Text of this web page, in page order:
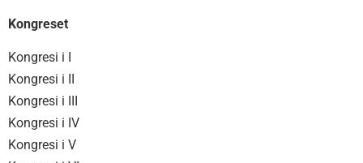
Kongreset
Kongresi i I
Kongresi i II
Kongresi i III
Kongresi i IV
Kongresi i V